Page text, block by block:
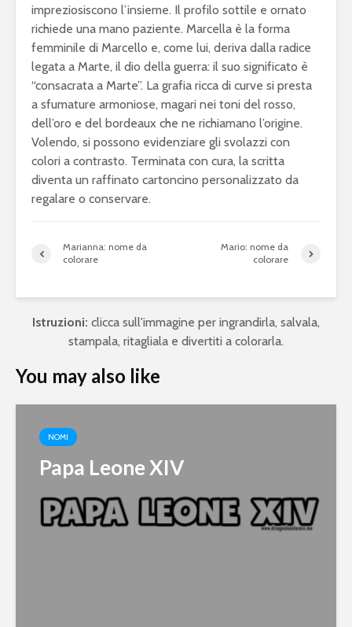
impreziosiscono l’insieme. Il profilo sottile e ornato
richiede una mano paziente. Marcella è la forma
femminile di Marcello e, come lui, deriva dalla radice
legata a Marte, il dio della guerra: il suo significato è
“consacrata a Marte”. La grafia ricca di curve si presta
a sfumature armoniose, magari nei toni del rosso,
dell’oro e del bordeaux che ne richiamano l’origine.
Volendo, si possono evidenziare gli svolazzi con
colori a contrasto. Terminata con cura, la scritta
diventa un raffinato cartoncino personalizzato da
regalare o conservare.
Marianna: nome da
colorare
Mario: nome da
colorare
Istruzioni: clicca sull'immagine per ingrandirla, salvala,
stampala, ritagliala e divertiti a colorarla.
You may also like
NOMI
Papa Leone XIV